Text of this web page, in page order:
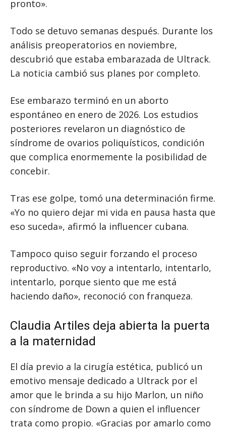
pronto».
Todo se detuvo semanas después. Durante los
análisis preoperatorios en noviembre,
descubrió que estaba embarazada de Ultrack.
La noticia cambió sus planes por completo.
Ese embarazo terminó en un aborto
espontáneo en enero de 2026. Los estudios
posteriores revelaron un diagnóstico de
síndrome de ovarios poliquísticos, condición
que complica enormemente la posibilidad de
concebir.
Tras ese golpe, tomó una determinación firme.
«Yo no quiero dejar mi vida en pausa hasta que
eso suceda», afirmó la influencer cubana.
Tampoco quiso seguir forzando el proceso
reproductivo. «No voy a intentarlo, intentarlo,
intentarlo, porque siento que me está
haciendo daño», reconoció con franqueza.
Claudia Artiles deja abierta la puerta
a la maternidad
El día previo a la cirugía estética, publicó un
emotivo mensaje dedicado a Ultrack por el
amor que le brinda a su hijo Marlon, un niño
con síndrome de Down a quien el influencer
trata como propio. «Gracias por amarlo como